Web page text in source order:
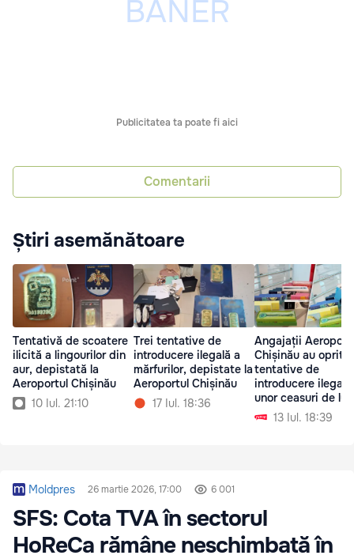
Publicitatea ta poate fi aici
Comentarii
Știri asemănătoare
Tentativă de scoatere
ilicită a lingourilor din
aur, depistată la
Aeroportul Chișinău
10 Iul. 21:10
Trei tentative de
introducere ilegală a
mărfurilor, depistate la
Aeroportul Chișinău
17 Iul. 18:36
Angajații
Chișinău au oprit
tentative de
introducere ilegală
unor ceasuri de lux
13 Iul. 18:39
Moldpres 26 martie 2026, 17:00 6 001
SFS: Cota TVA în sectorul
HoReCa rămâne neschimbată în